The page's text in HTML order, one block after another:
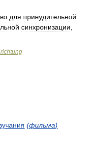
для принудительной
синхронизации
(фильма)